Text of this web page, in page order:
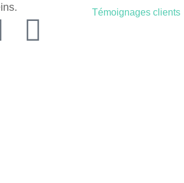
Témoignages clients